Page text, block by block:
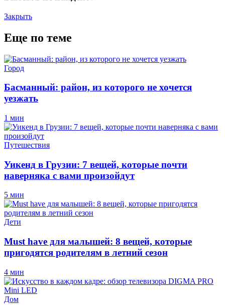
Закрыть
Еще по теме
Город
Басманный: район, из которого не хочется
уезжать
1 мин
Путешествия
Уикенд в Грузии: 7 вещей, которые почти
наверняка с вами произойдут
5 мин
Дети
Must have для малышей: 8 вещей, которые
пригодятся родителям в летний сезон
4 мин
Дом